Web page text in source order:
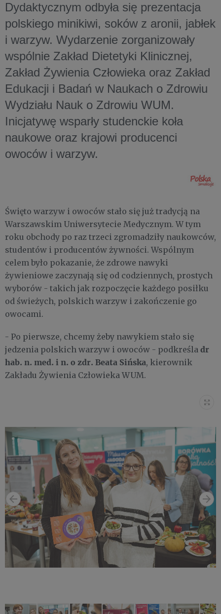
Dydaktycznym odbyła się prezentacja
polskiego minikiwi, soków z aronii, jabłek
i warzyw. Wydarzenie zorganizowały
wspólnie Zakład Dietetyki Klinicznej,
Zakład Żywienia Człowieka oraz Zakład
Edukacji i Badań w Naukach o Zdrowiu
Wydziału Nauk o Zdrowiu WUM.
Inicjatywę wsparły studenckie koła
naukowe oraz krajowi producenci
owoców i warzyw.
Święto warzyw i owoców stało się już tradycją na
Warszawskim Uniwersytecie Medycznym. W tym
roku obchody po raz trzeci zgromadziły naukowców,
studentów i producentów żywności. Wspólnym
celem było pokazanie, że zdrowe nawyki
żywieniowe zaczynają się od codziennych, prostych
wyborów - takich jak rozpoczęcie każdego posiłku
od świeżych, polskich warzyw i zakończenie go
owocami.
- Po pierwsze, chcemy żeby nawykiem stało się
jedzenia polskich warzyw i owoców - podkreśla dr
hab. n. med. i n. o zdr. Beata Sińska, kierownik
Zakładu Żywienia Człowieka WUM.